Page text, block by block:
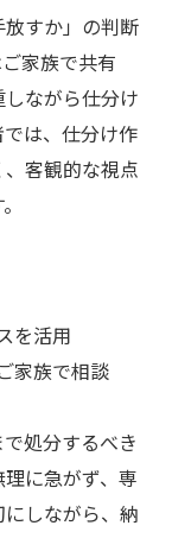
すか」の判断
家族で共有
ながら仕分け
は、仕分け作
客観的な視点
を活用
家族で相談
処分するべき
に急がず、専
しながら、納